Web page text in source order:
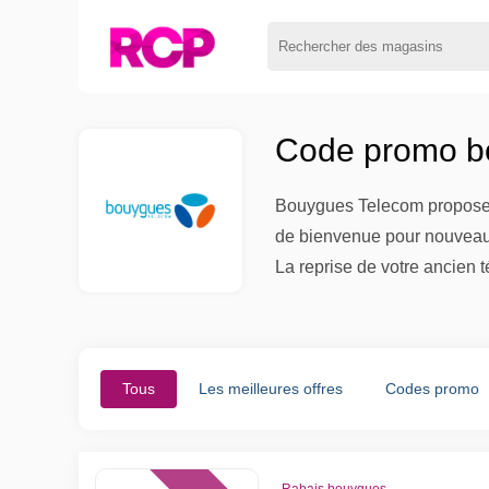
Code promo
Bouygues Telecom
de bienvenue pour
La reprise de votre ancien
Tous Les meilleures offres Codes promo